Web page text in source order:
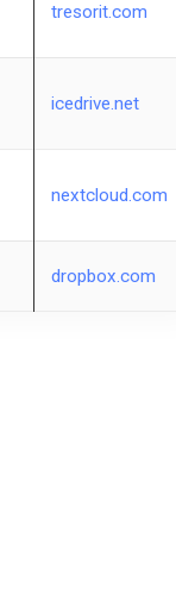
tresorit.com
icedrive.net
nextcloud.com
dropbox.com